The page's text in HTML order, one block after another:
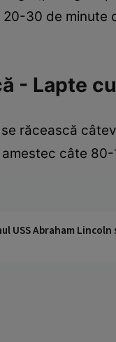
30 de
- Lapte
răcească
câte
USS Abraham